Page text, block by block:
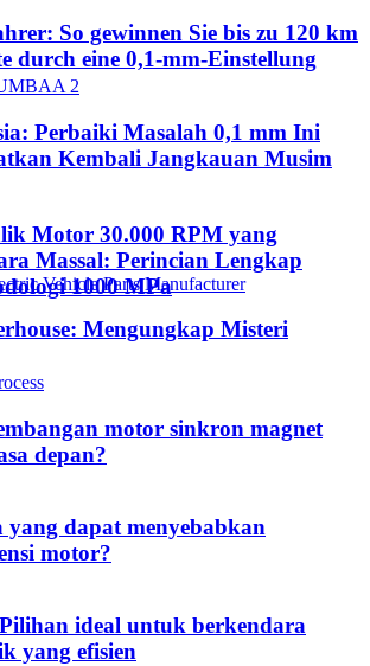
So gewinnen Sie bis zu 120 km
durch eine 0,1-mm-Einstellung
Perbaiki Masalah 0,1 mm Ini
Kembali Jangkauan Musim
Motor 30.000 RPM yang
Massal: Perincian Lengkap
1000 MPa
Mengungkap Misteri
motor sinkron magnet
depan?
yang dapat menyebabkan
motor?
ideal untuk berkendara
yang efisien